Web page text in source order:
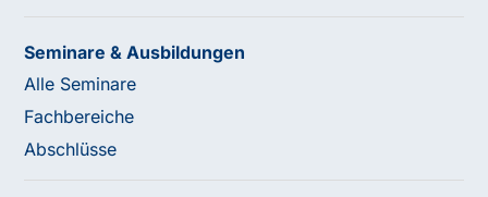
Seminare & Ausbildungen
Alle Seminare
Fachbereiche
Abschlüsse